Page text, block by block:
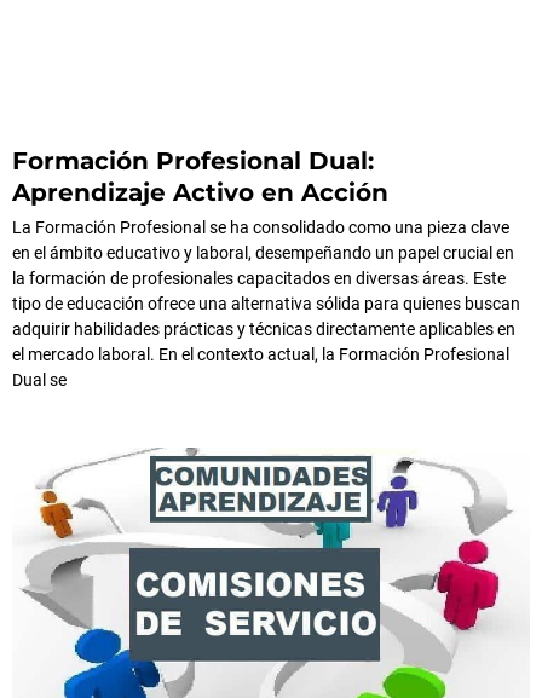
Formación Profesional Dual:
Aprendizaje Activo en Acción
La Formación Profesional se ha consolidado como una pieza clave
en el ámbito educativo y laboral, desempeñando un papel crucial en
la formación de profesionales capacitados en diversas áreas. Este
tipo de educación ofrece una alternativa sólida para quienes buscan
adquirir habilidades prácticas y técnicas directamente aplicables en
el mercado laboral. En el contexto actual, la Formación Profesional
Dual se